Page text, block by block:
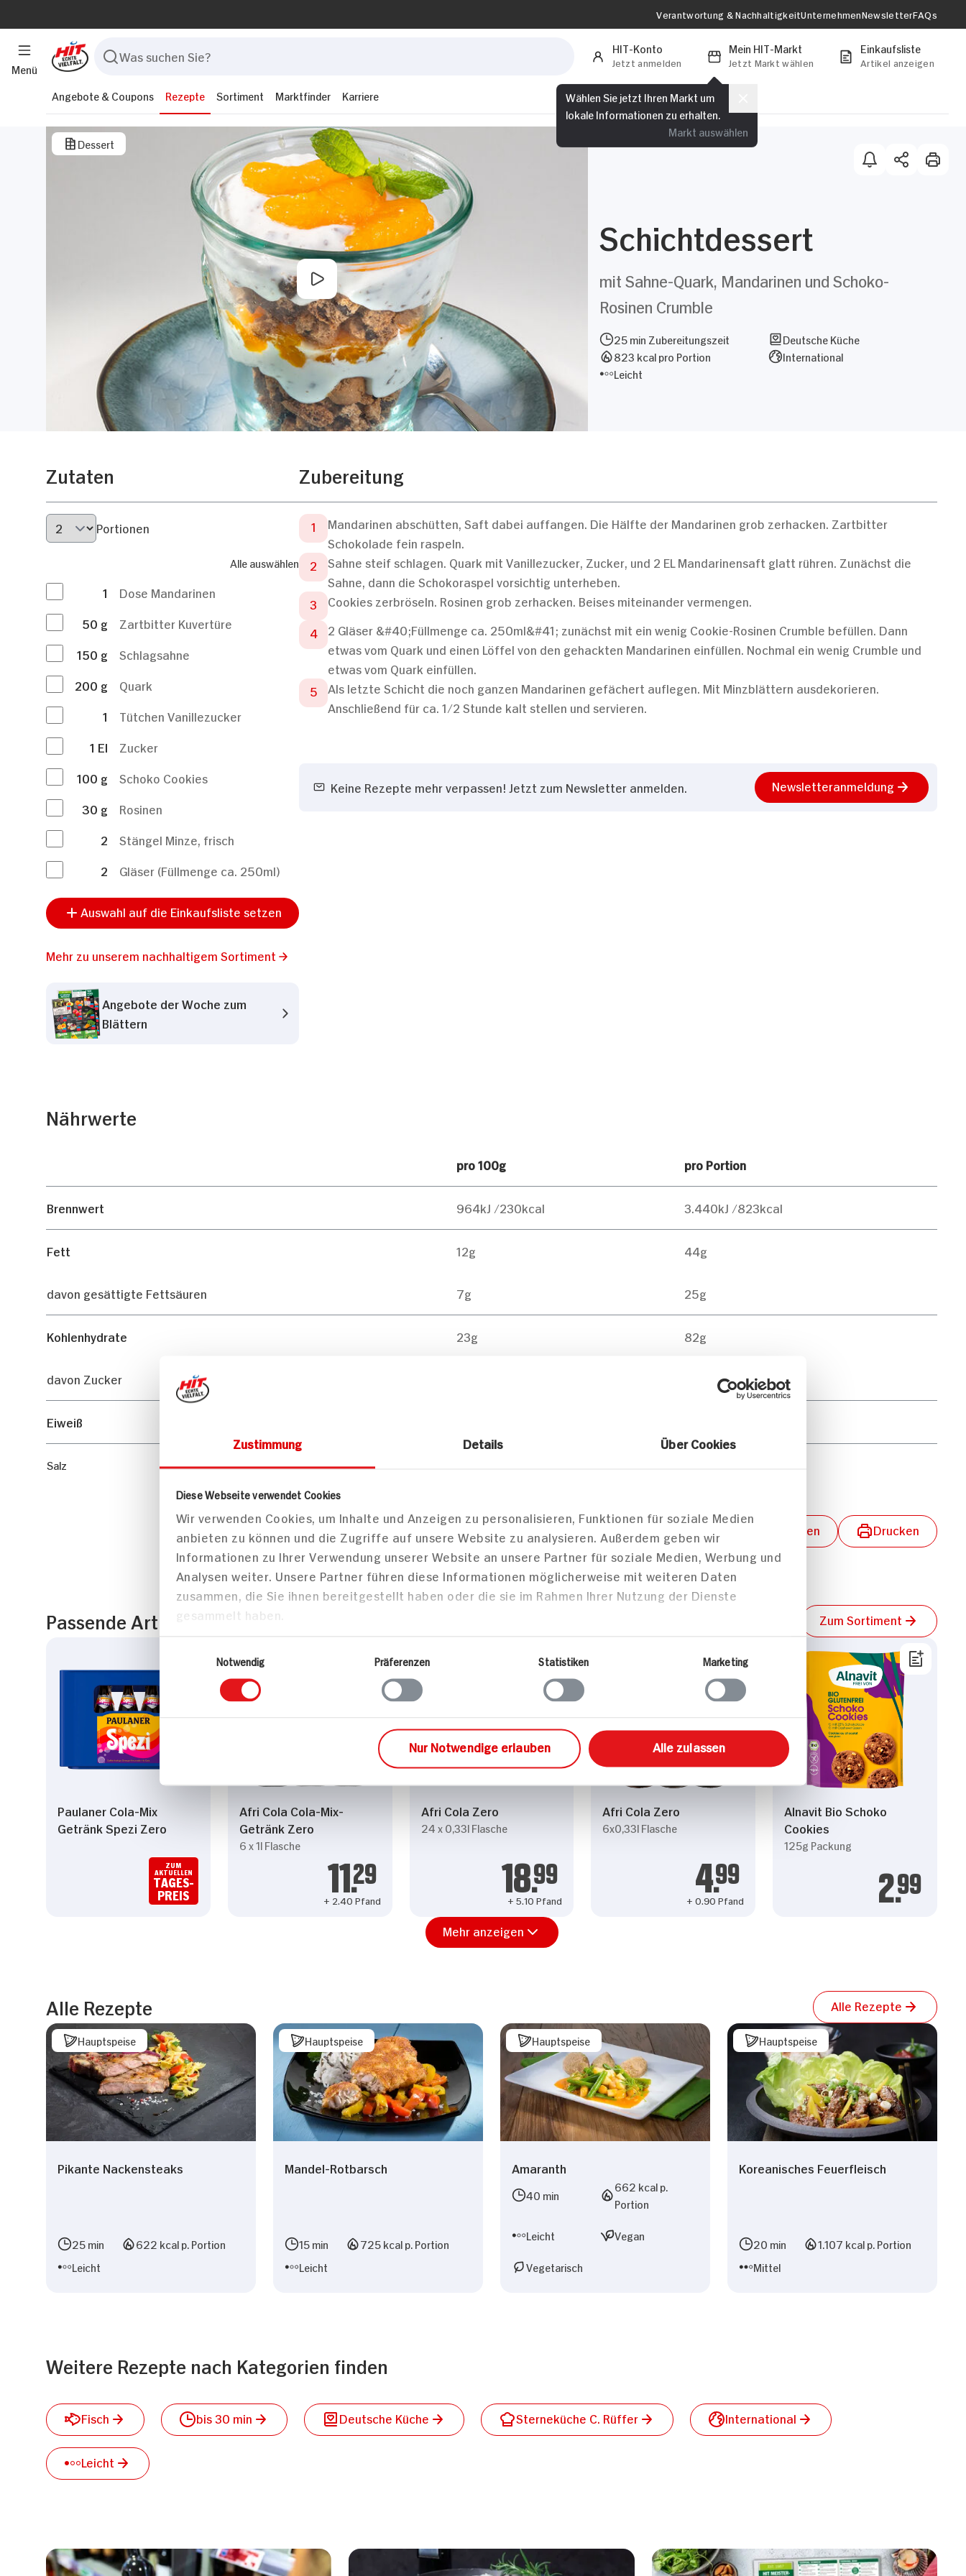
Diese Webseite verwendet Cookies
Wir verwenden Cookies, um Inhalte und Anzeigen zu personalisieren, Funktionen für soziale Medien
anbieten zu können und die Zugriffe auf unsere Website zu analysieren. Außerdem geben wir
Informationen zu Ihrer Verwendung unserer Website an unsere Partner für soziale Medien, Werbung und
Analysen weiter. Unsere Partner führen diese Informationen möglicherweise mit weiteren Daten
gesammelt haben.
Einwilligungsauswahl
Notwendig
Präferenzen Statistiken Marketing
Nur Notwendige erlauben Alle zulassen
Menü
Verantwortung & NachhaltigkeitUnternehmenNewsletterFAQs
HIT-Konto
Jetzt anmelden
Mein HIT-Markt
Jetzt Markt wählen
Wählen Sie jetzt Ihren Markt um
lokale Informationen zu erhalten.
Markt auswählen
Einkaufsliste
Artikel anzeigen
Angebote & Coupons Rezepte Sortiment Marktfinder Karriere
Dessert
Schichtdessert
mit Sahne-Quark, Mandarinen und Schoko-
Rosinen Crumble
25 min Zubereitungszeit
823 kcal pro Portion
Leicht
Deutsche Küche
International
Zutaten
Portionen
Alle auswählen
1
Dose Mandarinen
50 g
Zartbitter Kuvertüre
150 g
Schlagsahne
200 g
Quark
1
Tütchen Vanillezucker
1 El
Zucker
100 g
Schoko Cookies
30 g
Rosinen
2
Stängel Minze, frisch
2
Gläser (Füllmenge ca. 250ml)
Auswahl auf die Einkaufsliste setzen
Mehr zu unserem nachhaltigem Sortiment
Angebote der Woche zum
Blättern
Zubereitung
Mandarinen abschütten, Saft dabei auffangen. Die Hälfte der Mandarinen grob zerhacken. Zartbitter
Schokolade fein raspeln.
Sahne steif schlagen. Quark mit Vanillezucker, Zucker, und 2 EL Mandarinensaft glatt rühren. Zunächst die
Sahne, dann die Schokoraspel vorsichtig unterheben.
Cookies zerbröseln. Rosinen grob zerhacken. Beises miteinander vermengen.
2 Gläser &#40;Füllmenge ca. 250ml&#41; zunächst mit ein wenig Cookie-Rosinen Crumble befüllen. Dann
etwas vom Quark und einen Löffel von den gehackten Mandarinen einfüllen. Nochmal ein wenig Crumble und
etwas vom Quark einfüllen.
Als letzte Schicht die noch ganzen Mandarinen gefächert auflegen. Mit Minzblättern ausdekorieren.
Anschließend für ca. 1/2 Stunde kalt stellen und servieren.
Keine Rezepte mehr verpassen! Jetzt zum Newsletter anmelden. Newsletteranmeldung
Nährwerte
pro 100g pro Portion
Brennwert 964kJ /230kcal 3.440kJ /823kcal
Fett 12g 44g
davon gesättigte Fettsäuren 7g 25g
Kohlenhydrate 23g 82g
davon Zucker
Eiweiß
Salz
Teilen Drucken
Passende Artikel zum Rezept Zum Sortiment
Paulaner Cola-Mix
Getränk Spezi Zero
ZUM
AKTUELLEN
TAGES-
PREIS
Afri Cola Cola-Mix-
Getränk Zero
6 x 1l Flasche
11.29
+ 2.40 Pfand
Afri Cola Zero
24 x 0,33l Flasche
18.99
+ 5.10 Pfand
Afri Cola Zero
6x0,33l Flasche
4.99
+ 0.90 Pfand
Alnavit Bio Schoko
Cookies
125g Packung
2.99
Mehr anzeigen
Alle Rezepte Alle Rezepte
Hauptspeise
Pikante Nackensteaks
25 min
622 kcal p. Portion
Leicht
Hauptspeise
Mandel-Rotbarsch
15 min
725 kcal p. Portion
Leicht
Hauptspeise
Amaranth
40 min
662 kcal p.
Portion
Leicht Vegan
Vegetarisch
Hauptspeise
Koreanisches Feuerfleisch
20 min
1.107 kcal p. Portion
Mittel
Weitere Rezepte nach Kategorien finden
Fisch bis 30 min Deutsche Küche Sterneküche C. Rüffer International
Leicht